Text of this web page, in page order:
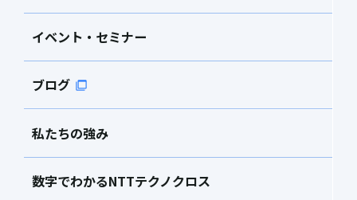
イベント・セミナー
ブログ
私たちの強み
数字でわかるNTTテクノクロス